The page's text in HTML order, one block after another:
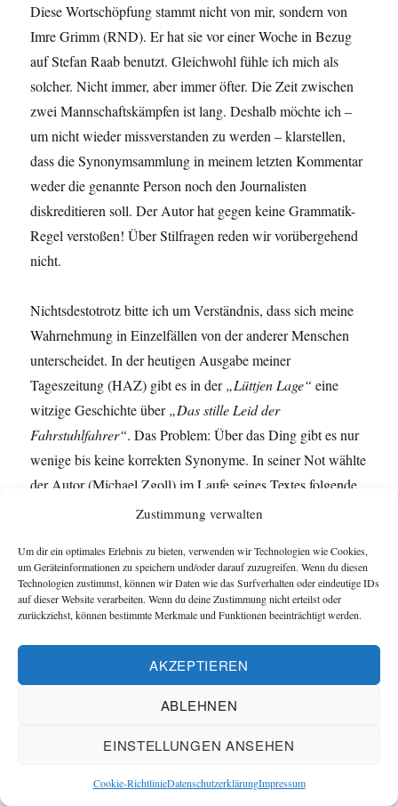
Zustimmung verwalten
Um dir ein optimales Erlebnis zu bieten, verwenden wir Technologien wie Cookies,
um Geräteinformationen zu speichern und/oder darauf zuzugreifen. Wenn du diesen
Technologien zustimmst, können wir Daten wie das Surfverhalten oder eindeutige IDs
auf dieser Website verarbeiten. Wenn du deine Zustimmung nicht erteilst oder
zurückziehst, können bestimmte Merkmale und Funktionen beeinträchtigt werden.
AKZEPTIEREN
ABLEHNEN
EINSTELLUNGEN ANSEHEN
Cookie-RichtlinieDatenschutzerklärungImpressum
Diese Wortschöpfung stammt nicht von mir, sondern von
Imre Grimm (RND). Er hat sie vor einer Woche in Bezug
auf Stefan Raab benutzt. Gleichwohl fühle ich mich als
solcher. Nicht immer, aber immer öfter. Die Zeit zwischen
zwei Mannschaftskämpfen ist lang. Deshalb möchte ich –
um nicht wieder missverstanden zu werden – klarstellen,
dass die Synonymsammlung in meinem letzten Kommentar
weder die genannte Person noch den Journalisten
diskreditieren soll. Der Autor hat gegen keine Grammatik-
Regel verstoßen! Über Stilfragen reden wir vorübergehend
nicht.
Nichtsdestotrotz bitte ich um Verständnis, dass sich meine
Wahrnehmung in Einzelfällen von der anderer Menschen
unterscheidet. In der heutigen Ausgabe meiner
Tageszeitung (HAZ) gibt es in der„Lüttjen Lage“ eine
witzige Geschichte über„Das stille Leid der
Fahrstuhlfahrer“. Das Problem: Über das Ding gibt es nur
wenige bis keine korrekten Synonyme. In seiner Not wählte
der Autor (Michael Zgoll) im Laufe seines Textes folgende
Fahrstuhlfahrer, Aufzug, Lift, Kabinenexpress, Lift,
Fahrstuhltür, Aufzug, Lift
einen Haken: Kabinenexpress ist ein Begriff aus dem
Brieftaubensport. Damit werden LKWs bezeichnet, die
speziell für den tiergerechten Transport der Tauben
den Kieler Unternehmer Thomas Prey ist das Wort verpönt.